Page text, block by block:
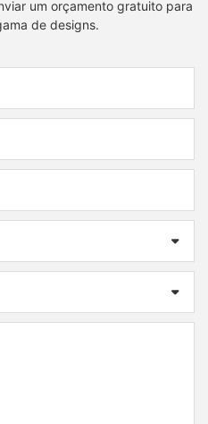
um orçamento gratuito para
de designs.